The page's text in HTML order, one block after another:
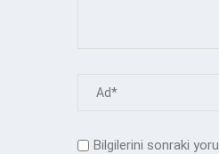
Bilgilerini sonraki